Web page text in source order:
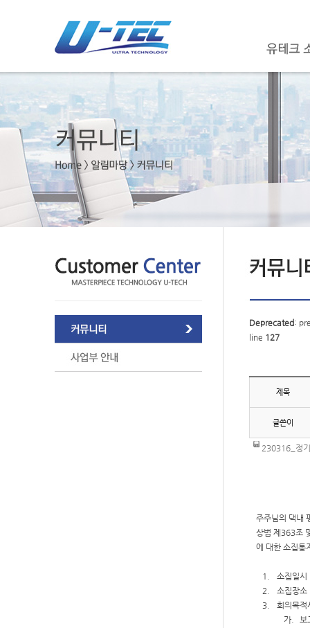
Deprecated:
line 127
제목
글쓴이
230316_정
주주님의 댁내
상법 제 363조
에 대한 소집통
1. 소집일시
2.
소집장소
3.
회의목적
가.
보